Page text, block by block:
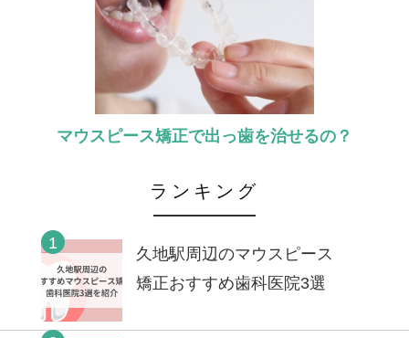
マウスピース矯正で出っ歯を治せるの？
ランキング
1
久地駅周辺のマウスピース
矯正おすすめ歯科医院3選